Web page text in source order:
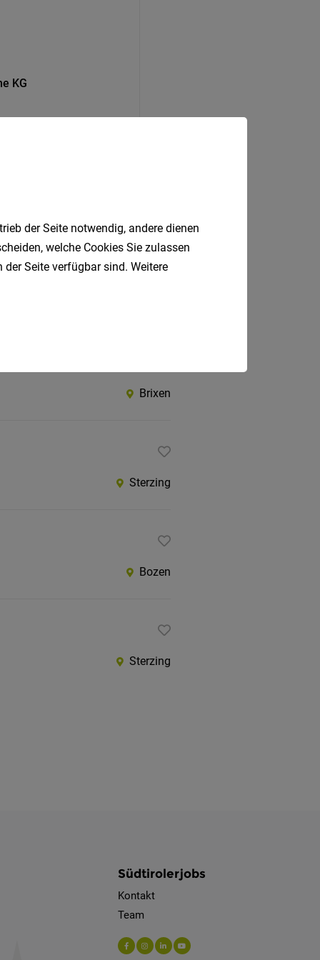
KG
Brixen
Sterzing
Bozen
Sterzing
Südtirolerjobs
Kontakt
Team
der Seite notwendig, andere dienen
welche Cookies Sie zulassen
Seite verfügbar sind. Weitere